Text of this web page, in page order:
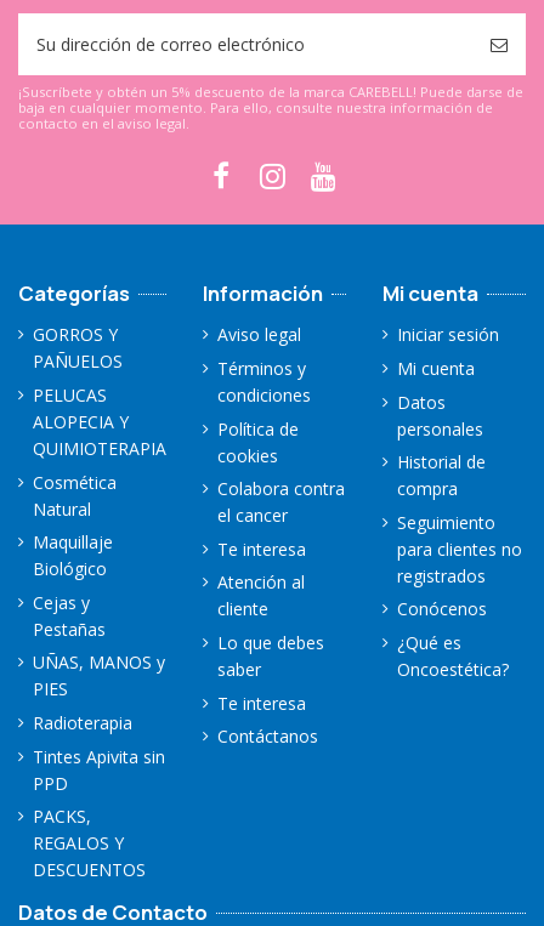
¡Suscríbete y obtén un 5% descuento de la marca CAREBELL! Puede darse de
baja en cualquier momento. Para ello, consulte nuestra información de
contacto en el aviso legal.
Categorías
GORROS Y
PAÑUELOS
PELUCAS
ALOPECIA Y
QUIMIOTERAPIA
Cosmética
Natural
Maquillaje
Biológico
Cejas y
Pestañas
UÑAS, MANOS y
PIES
Radioterapia
Tintes Apivita sin
PPD
PACKS,
REGALOS Y
DESCUENTOS
Información
Aviso legal
Términos y
condiciones
Política de
cookies
Colabora contra
el cancer
Te interesa
Atención al
cliente
Lo que debes
saber
Te interesa
Contáctanos
Mi cuenta
Iniciar sesión
Mi cuenta
Datos
personales
Historial de
compra
Seguimiento
para clientes no
registrados
Conócenos
¿Qué es
Oncoestética?
Datos de Contacto